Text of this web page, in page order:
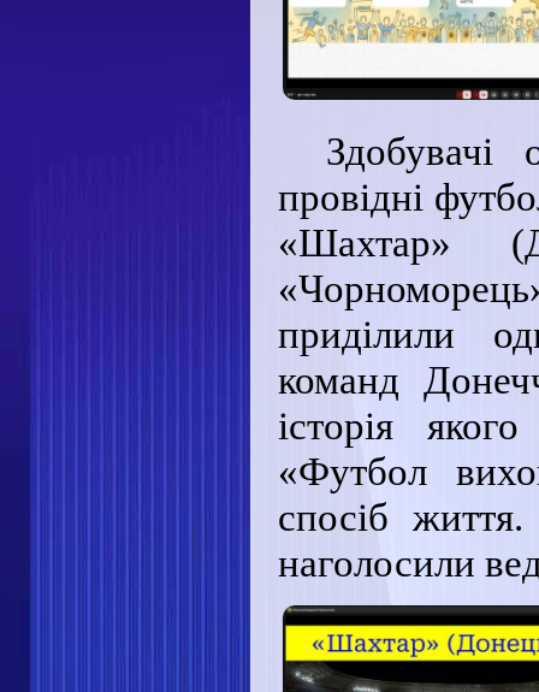
Здобувачі
провідні
«Шахтар»
приділили
команд
історія
«Футбол
спосіб
наголосили